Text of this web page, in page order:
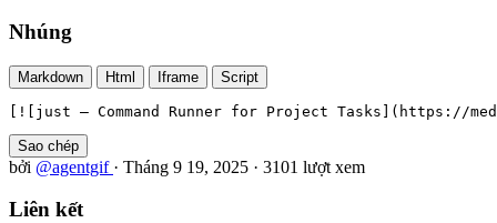
Nhúng
Markdown Html Iframe Script
[![just — Command Runner for Project Tasks](https://
Sao chép
bởi @agentgif · Tháng 9 19, 2025 · 3101 lượt xem
Liên kết